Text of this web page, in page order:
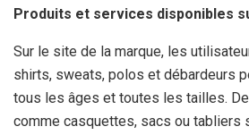
Produits et services disponibles
Sur le site de la marque, les
shirts, sweats, polos et débardeurs
tous les âges et toutes les tailles.
comme casquettes, sacs ou tabliers